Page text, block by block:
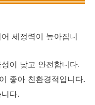
세정력이 높아집니
이 낮고 안전합니다.
좋아 친환경적입니다.
다.